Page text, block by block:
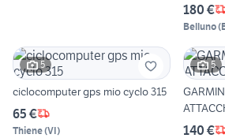
180 €
Belluno(
5
ciclocomputer gps mio cyclo 315
65 €
Thiene(VI)
5
140 €